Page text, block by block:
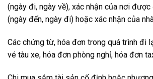
(ngày đi, ngày về), xác nhận của nơi
(ngày đến, ngày đi) hoặc xác nhận của
Các chứng từ, hóa đơn trong quá trình đi
vé tàu xe, hóa đơn phòng nghỉ, hóa đơn